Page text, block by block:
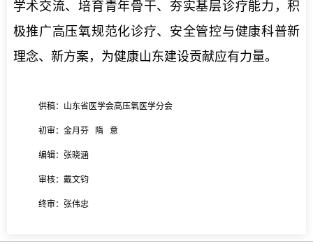
学术交流、培育青年骨干、夯实基层诊疗能力，积
极推广高压氧规范化诊疗、安全管控与健康科普新
理念、新方案，为健康山东建设贡献应有力量。
供稿：山东省医学会高压氧医学分会
初审：金月芬 隋 意
编辑：张晓涵
审核：戴文钧
终审：张伟忠